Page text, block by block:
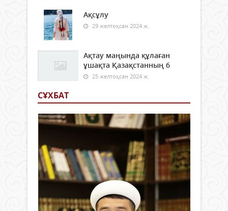
Ақсұлу
29 желтоқсан 2024 ж.
Ақтау маңында құлаған
ұшақта Қазақстанның 6
25 желтоқсан 2024 ж.
СҰХБАТ